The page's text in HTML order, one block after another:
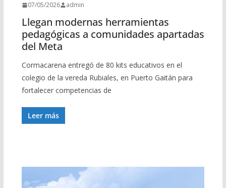
07/05/2026 admin
Llegan modernas herramientas
pedagógicas a comunidades apartadas
del Meta
Cormacarena entregó de 80 kits educativos en el
colegio de la vereda Rubiales, en Puerto Gaitán para
fortalecer competencias de
Leer más